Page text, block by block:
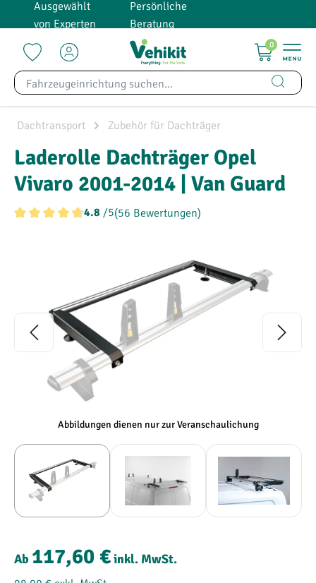
springen
Ausgewählt
von Experten
Persönliche
Beratung
0
Dachtransport Zubehör für Dachträger
Laderolle Dachträger Opel
Vivaro 2001-2014 | Van Guard
4.8 /5(56 Bewertungen)
Abbildungen dienen nur zur Veranschaulichung
Ab 117,60 €inkl. MwSt.